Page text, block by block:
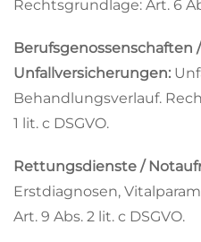
Rechtsgrundlage: Art. 6
Berufsgenossenschaften /
Unfallversicherungen:
Behandlungsverlauf.
1 lit. c DSGVO.
Rettungsdienste /
Erstdiagnosen,
Art. 9 Abs. 2 lit. c DSGVO.